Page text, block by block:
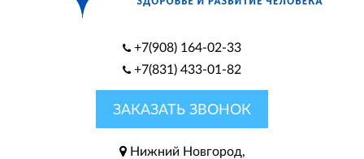
+7(908) 164-02-33
+7(831) 433-01-82
ЗАКАЗАТЬ ЗВОНОК
Нижний Новгород,